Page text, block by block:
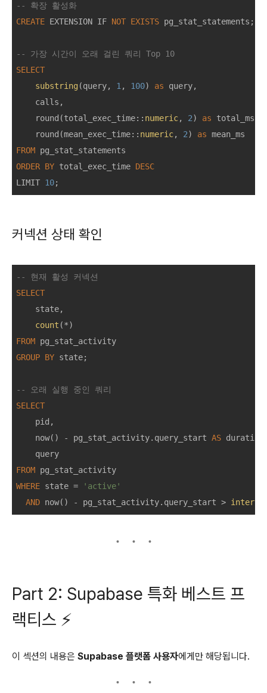
-- 확장 활성화
CREATE EXTENSION IF NOT EXISTS pg_stat_statements;
-- 가장 시간이 오래 걸린 쿼리 Top 10
SELECT
substring (query, 1 , 100) as query,
    calls,
    round(total_exec_time::
numeric, 2) as total_ms,
    round(mean_exec_time::
numeric, 2) as
FROM
ORDER BY total_exec_time DESC
LIMIT 10
커넥션 상태 확인
-- 현재 활성 커넥션
SELECT
    state,
count (*
FROM
GROUP BY state;
-- 오래 실행 중인 쿼리
SELECT
    pid,
    now()
- pg_stat_activity.query_start AS
FROM
WHERE state =
'active'
AND now() - pg_stat_activity.query_start >
Part 2: Supabase 특화 베스트 프
랙티스 ⚡
이 섹션의 내용은 Supabase 플랫폼 사용자에게만 해당됩니다.